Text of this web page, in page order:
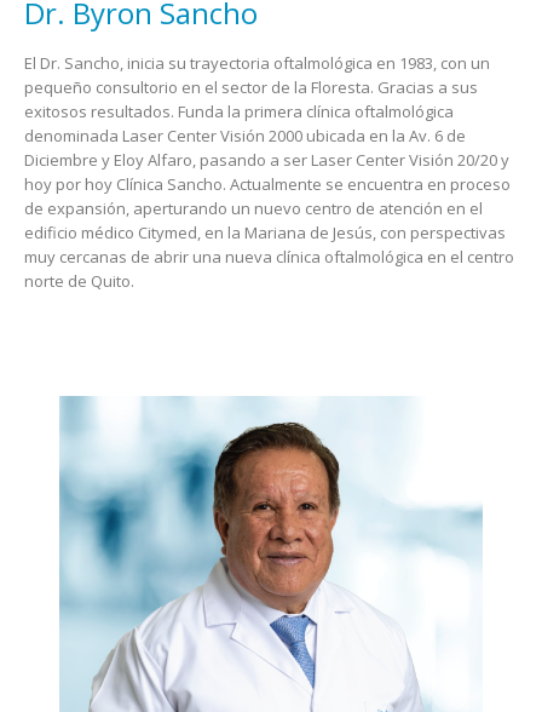
Dr. Byron Sancho
El Dr. Sancho, inicia su trayectoria oftalmológica en 1983, con un
pequeño consultorio en el sector de la Floresta. Gracias a sus
exitosos resultados. Funda la primera clínica oftalmológica
denominada Laser Center Visión 2000 ubicada en la Av. 6 de
Diciembre y Eloy Alfaro, pasando a ser Laser Center Visión 20/20 y
hoy por hoy Clínica Sancho. Actualmente se encuentra en proceso
de expansión, aperturando un nuevo centro de atención en el
edificio médico Citymed, en la Mariana de Jesús, con perspectivas
muy cercanas de abrir una nueva clínica oftalmológica en el centro
norte de Quito.